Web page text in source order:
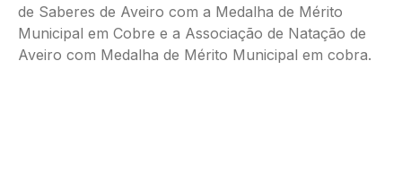
de Saberes de Aveiro com a Medalha de Mérito
Municipal em Cobre e a Associação de Natação de
Aveiro com Medalha de Mérito Municipal em cobra.